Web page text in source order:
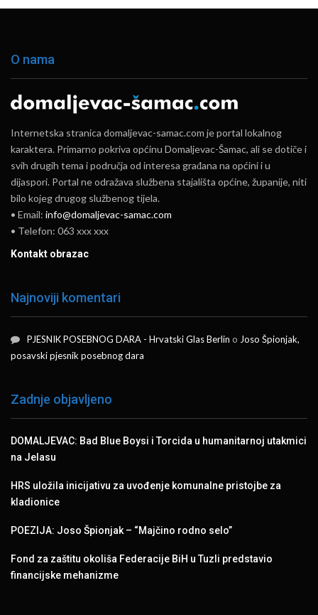
O nama
Internetska stranica domaljevac-samac.com je portal lokalnog
karaktera. Primarno pokriva općinu Domaljevac-Šamac, ali se dotiče i
svih drugih tema i područja od interesa građana na općini i u
dijaspori. Portal ne odražava službena stajališta općine, županije, niti
bilo kojeg drugog službenog tijela.
• Email: info@domaljevac-samac.com
• Telefon: 063 xxx xxx
Kontakt obrazac
Najnoviji komentari
PJESNIK POSEBNOG DARA - Hrvatski Glas Berlin o Joso Špionjak,
posavski pjesnik posebnog dara
Zadnje objavljeno
DOMALJEVAC: Bad Blue Boysi i Torcida u humanitarnoj utakmici
na Jelasu
HRS uložila inicijativu za uvođenje komunalne pristojbe za
kladionice
POEZIJA: Joso Špionjak – “Majčino rodno selo”
Fond za zaštitu okoliša Federacije BiH u Tuzli predstavio
financijske mehanizme